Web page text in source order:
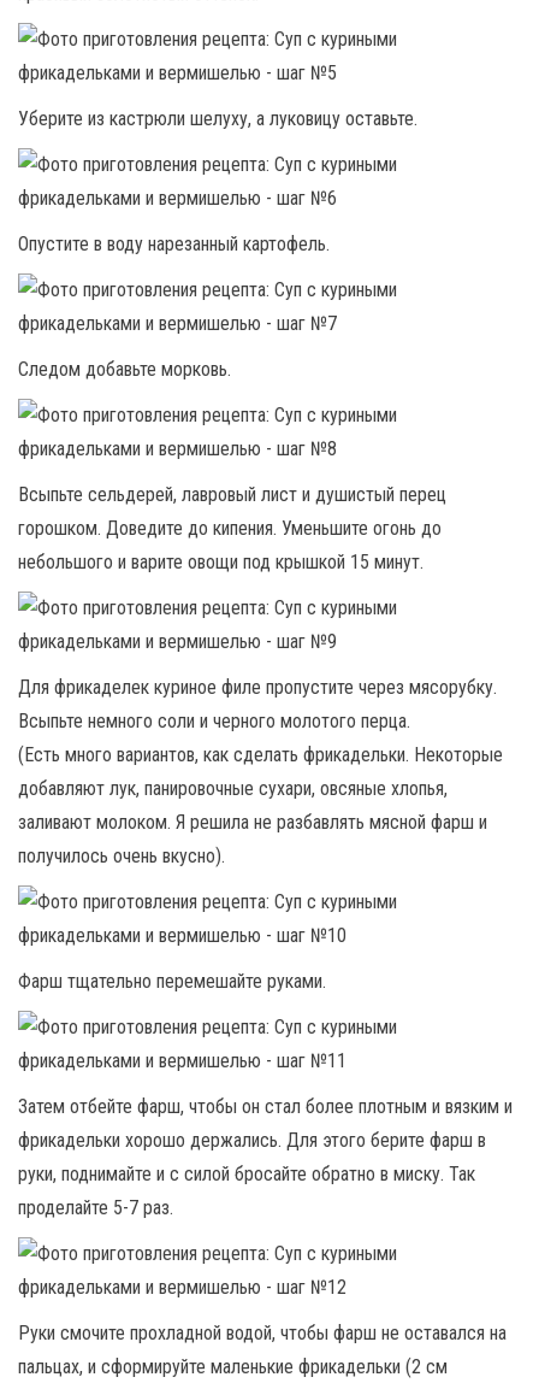
Уберите из кастрюли шелуху, а луковицу оставьте.
Опустите в воду нарезанный картофель.
Следом добавьте морковь.
Всыпьте сельдерей, лавровый лист и душистый перец
горошком. Доведите до кипения. Уменьшите огонь до
небольшого и варите овощи под крышкой 15 минут.
Для фрикаделек куриное филе пропустите через мясорубку.
Всыпьте немного соли и черного молотого перца.
(Есть много вариантов, как сделать фрикадельки. Некоторые
добавляют лук, панировочные сухари, овсяные хлопья,
заливают молоком. Я решила не разбавлять мясной фарш и
получилось очень вкусно).
Фарш тщательно перемешайте руками.
Затем отбейте фарш, чтобы он стал более плотным и вязким и
фрикадельки хорошо держались. Для этого берите фарш в
руки, поднимайте и с силой бросайте обратно в миску. Так
проделайте 5-7 раз.
Руки смочите прохладной водой, чтобы фарш не оставался на
пальцах, и сформируйте маленькие фрикадельки (2 см